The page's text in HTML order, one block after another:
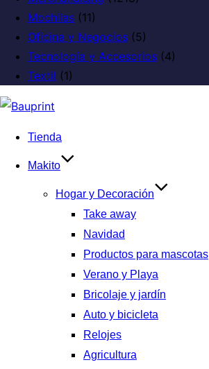
Mochilas (11)
Oficina y Negocios (5)
Tecnología y Accesorios (4)
Textil (1)
Tienda
Makito
Hogar y Decoración
Take away
Navidad
Productos para mascotas
Verano y Playa
Bricolaje y jardín
Auto y bicicleta
Relojes
Agricultura